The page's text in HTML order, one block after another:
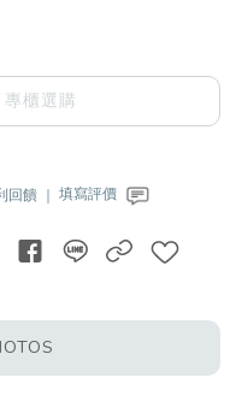
櫃選購
回饋 ｜填寫評價